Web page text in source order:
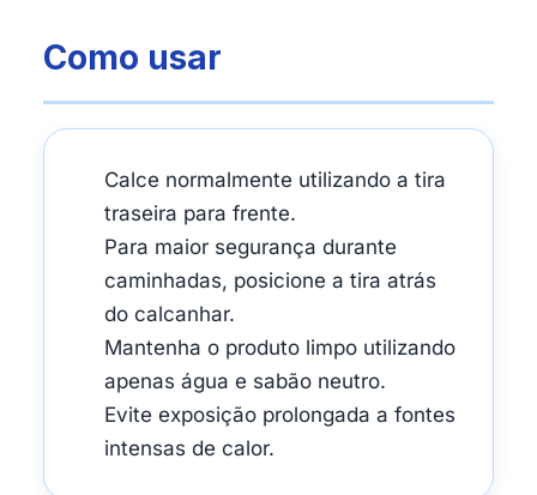
Como usar
Calce normalmente utilizando a tira
traseira para frente.
Para maior segurança durante
caminhadas, posicione a tira atrás
do calcanhar.
Mantenha o produto limpo utilizando
apenas água e sabão neutro.
Evite exposição prolongada a fontes
intensas de calor.